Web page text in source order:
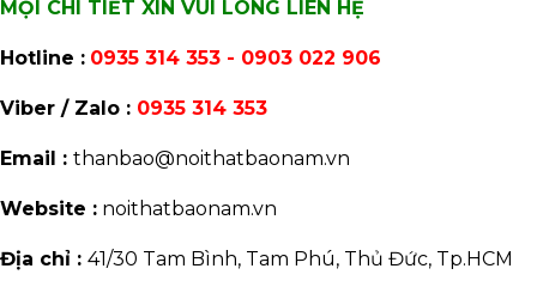
MỌI CHI TIẾT XIN VUI LÒNG LIÊN HỆ
Hotline : 0935 314 353 - 0903 022 906
Viber / Zalo : 0935 314 353
Email : thanbao@noithatbaonam.vn
Website : noithatbaonam.vn
Địa chỉ : 41/30 Tam Bình, Tam Phú, Thủ Đức, Tp.HCM